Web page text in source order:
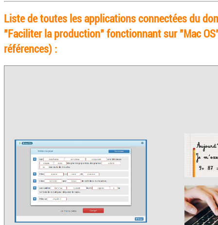
Liste de toutes les applications connectées du
"Faciliter la production" fonctionnant sur "Mac
références) :